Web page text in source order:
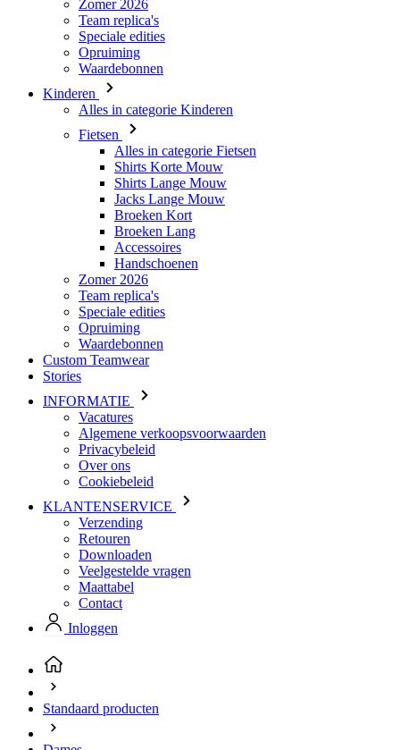
Kinderen
Alles in categorie Kinderen
Fietsen
Alles in categorie Fietsen
Shirts Lange Mouw
Jacks Lange Mouw
Broeken Kort
Broeken Lang
Accessoires
Handschoenen
Zomer 2026
Team replica's
Speciale edities
Opruiming
Waardebonnen
Custom Teamwear
Stories
INFORMATIE
Vacatures
Algemene verkoopsvoorwaarden
Privacybeleid
Cookiebeleid
KLANTENSERVICE
Verzending
Retouren
Downloaden
Veelgestelde vragen
Maattabel
Contact
Inloggen
Standaard producten
Dames
Triathlon